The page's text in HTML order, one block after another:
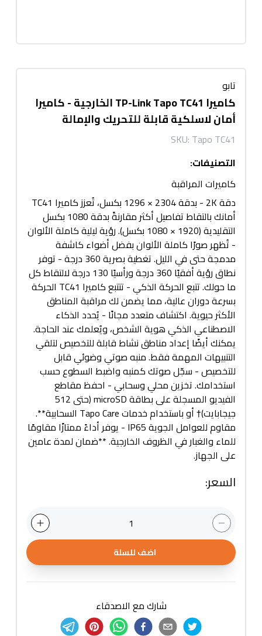
تابو
كاميرا TP-Link Tapo TC41 الخارجية - كاميرا
أمان لاسلكية قابلة للتحريك والإمالة
SKU: Tapo TC41
التصنيفات:
كاميرات المراقبة
دقة 2K - بدقة 2304 × 1296 بكسل، تُعزز كاميرا TC41
أمانك بالتقاط تفاصيل أكثر مقارنةً بدقة 1080 بكسل
التقليدية (1920 × 1080 بكسل). رؤية ليلية كاملة الألوان
- تُظهر صورًا كاملة الألوان بفضل أضواء كاشفة
مدمجة حتى في الليل. تغطية بصرية 360 درجة - توفر
نطاق رؤية أفقيًا 360 درجة ورأسيًا 130 درجة لالتقاط كل
ما حولك. تتبع الحركة الذكي - تتتبع كاميرا TC41 الحركة
بسرعة دوران عالية، مما يضمن لك مراقبة المناطق
الأكثر حيوية. اكتشاف متعدد مجانًا - يُحدد الذكاء
الاصطناعي الذكي هوية الشخص، ويُعلمك عند الحاجة.
يمكنك أيضًا إعداد مناطق نشاط قابلة للتخصيص لتلقي
التنبيهات المهمة فقط. منبه صوتي وضوئي قابل
للتخصيص - سجّل صوتك كمنبه واضبط السطوع حسب
استخدامك. تخزين محلي وسحابي - احفظ مقاطع
الفيديو المسجلة على بطاقة microSD (حتى 512
جيجابايت)† أو باستخدام خدمات Tapo Care السحابية**.
مقاوم للعوامل الجوية IP65 - يوفر أداءً ممتازًا مقاومًا
للماء والغبار في الظروف الخارجية. **ضمان لمدة عامين
على الجهاز.
السعر:
1
اضف للسلة
شارك مع الاصدقاء